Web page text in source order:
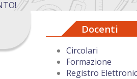
TRA CREATIVITÀ E
DIVENTA UN’AVVENTURA
BUON NATALE DAL DIRIGENTE
Docenti
Circolari
Formazione
Registro